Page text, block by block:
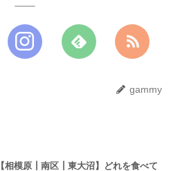
gammy
【相模原┃南区┃東大沼】どれを食べて